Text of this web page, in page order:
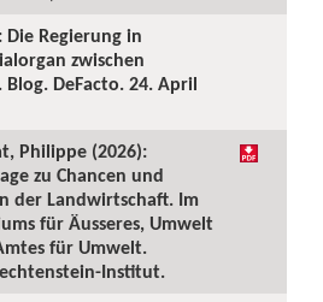
Die Regierung in
zwischen
DeFacto. 24. April
Philippe (2026):
zu Chancen und
der Landwirtschaft. Im
für Äusseres, Umwelt
für Umwelt.
Institut.